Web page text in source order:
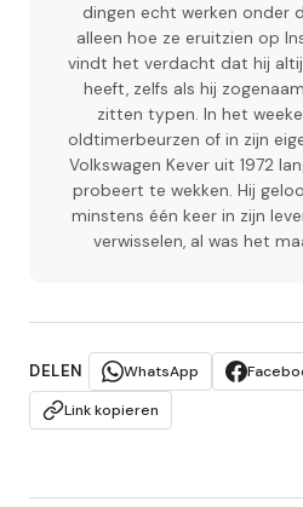
dingen echt werken onder
alleen hoe ze eruitzien op
vindt het verdacht dat hij
heeft, zelfs als hij
zitten typen. In het
oldtimerbeurzen of in zijn
Volkswagen Kever uit 1972
probeert te wekken. Hij
minstens één keer in zijn
verwisselen, al was het
DELEN WhatsApp
Link kopieren